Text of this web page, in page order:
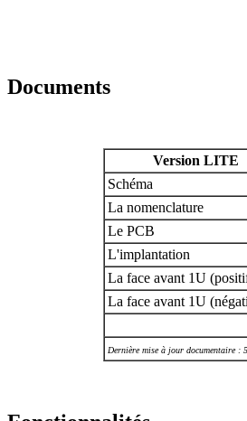
Documents
Version LITE
Schéma
La nomenclature
Le PCB
L'implantation
La face avant 1U
La face avant 1U
Dernière mise à jour documentaire :